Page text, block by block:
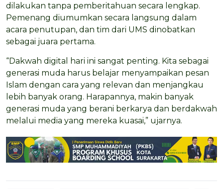
dilakukan tanpa pemberitahuan secara lengkap.
Pemenang diumumkan secara langsung dalam
acara penutupan, dan tim dari UMS dinobatkan
sebagai juara pertama.
“Dakwah digital hari ini sangat penting. Kita sebagai
generasi muda harus belajar menyampaikan pesan
Islam dengan cara yang relevan dan menjangkau
lebih banyak orang. Harapannya, makin banyak
generasi muda yang berani berkarya dan berdakwah
melalui media yang mereka kuasai,” ujarnya.